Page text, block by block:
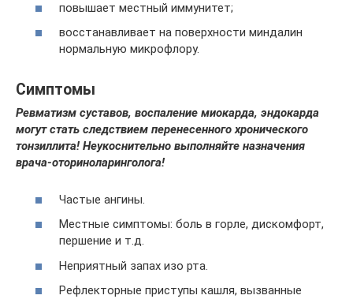
повышает местный иммунитет;
восстанавливает на поверхности миндалин
нормальную микрофлору.
Симптомы
Ревматизм суставов, воспаление миокарда, эндокарда
могут стать следствием перенесенного хронического
тонзиллита! Неукоснительно выполняйте назначения
врача-оториноларинголога!
Частые ангины.
Местные симптомы: боль в горле, дискомфорт,
першение и т.д.
Неприятный запах изо рта.
Рефлекторные приступы кашля, вызванные